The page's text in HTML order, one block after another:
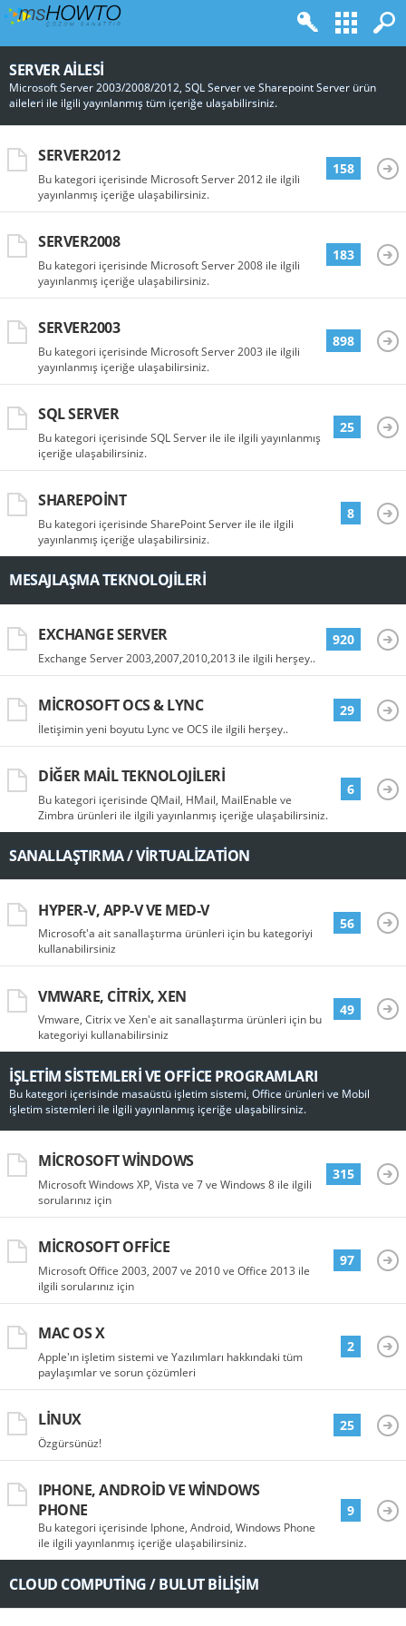
SERVER AILESI
Microsoft Server 2003/2008/2012, SQL Server ve Sharepoint Server ürün
aileleri ile ilgili yayınlanmış tüm içeriğe ulaşabilirsiniz.
SERVER2012
Bu kategori içerisinde Microsoft Server 2012 ile ilgili
yayınlanmış içeriğe ulaşabilirsiniz.
158
SERVER2008
Bu kategori içerisinde Microsoft Server 2008 ile ilgili
yayınlanmış içeriğe ulaşabilirsiniz.
183
SERVER2003
Bu kategori içerisinde Microsoft Server 2003 ile ilgili
yayınlanmış içeriğe ulaşabilirsiniz.
898
SQL SERVER
Bu kategori içerisinde SQL Server ile ile ilgili yayınlanmış
içeriğe ulaşabilirsiniz.
25
SHAREPOINT
Bu kategori içerisinde SharePoint Server ile ile ilgili
yayınlanmış içeriğe ulaşabilirsiniz.
8
MESAJLAŞMA TEKNOLOJILERI
EXCHANGE SERVER
Exchange Server 2003,2007,2010,2013 ile ilgili herşey..
920
MICROSOFT OCS & LYNC
İletişimin yeni boyutu Lync ve OCS ile ilgili herşey..
29
DIĞER MAIL TEKNOLOJILERI
Bu kategori içerisinde QMail, HMail, MailEnable ve
Zimbra ürünleri ile ilgili yayınlanmış içeriğe ulaşabilirsiniz.
6
SANALLAŞTIRMA / VIRTUALIZATION
HYPER-V, APP-V VE MED-V
Microsoft'a ait sanallaştırma ürünleri için bu kategoriyi
kullanabilirsiniz
56
VMWARE, CITRIX, XEN
Vmware, Citrix ve Xen'e ait sanallaştırma ürünleri için bu
kategoriyi kullanabilirsiniz
49
İŞLETIM SISTEMLERI VE OFFICE PROGRAMLARI
Bu kategori içerisinde masaüstü işletim sistemi, Office ürünleri ve Mobil
işletim sistemleri ile ilgili yayınlanmış içeriğe ulaşabilirsiniz.
MICROSOFT WINDOWS
Microsoft Windows XP, Vista ve 7 ve Windows 8 ile ilgili
sorularınız için
315
MICROSOFT OFFICE
Microsoft Office 2003, 2007 ve 2010 ve Office 2013 ile
ilgili sorularınız için
97
MAC OS X
Apple'ın işletim sistemi ve Yazılımları hakkındaki tüm
paylaşımlar ve sorun çözümleri
2
LINUX
Özgürsünüz!
25
IPHONE, ANDROID VE WINDOWS
PHONE
Bu kategori içerisinde Iphone, Android, Windows Phone
ile ilgili yayınlanmış içeriğe ulaşabilirsiniz.
9
CLOUD COMPUTING / BULUT BILIŞIM